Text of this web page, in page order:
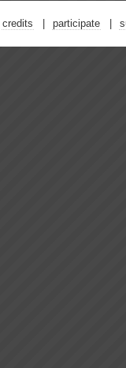
credits participate